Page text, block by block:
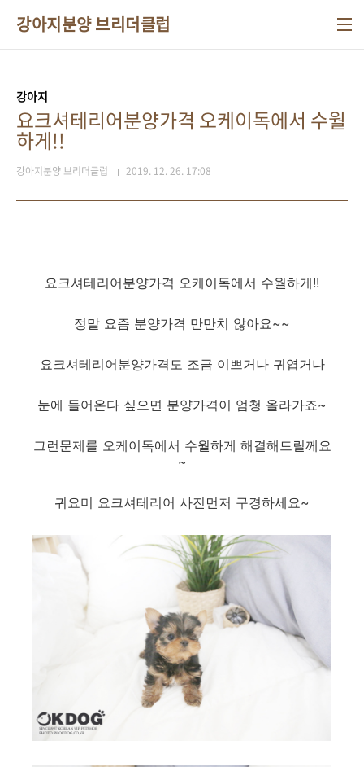
강아지분양 브리더클럽
강아지
요크셔테리어분양가격 오케이독에서 수월
하게!!
강아지분양 브리더클럽 2019. 12. 26. 17:08
요크셔테리어분양가격 오케이독에서 수월하게!!
정말 요즘 분양가격 만만치 않아요~~
요크셔테리어분양가격도 조금 이쁘거나 귀엽거나
눈에 들어온다 싶으면 분양가격이 엄청 올라가죠~
그런문제를 오케이독에서 수월하게 해결해드릴께요
~
귀요미 요크셔테리어 사진먼저 구경하세요~